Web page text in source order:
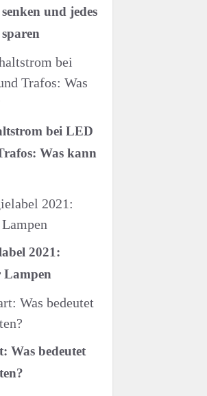
und jedes
bei LED
Was kann
2021:
Lampen
Was bedeutet